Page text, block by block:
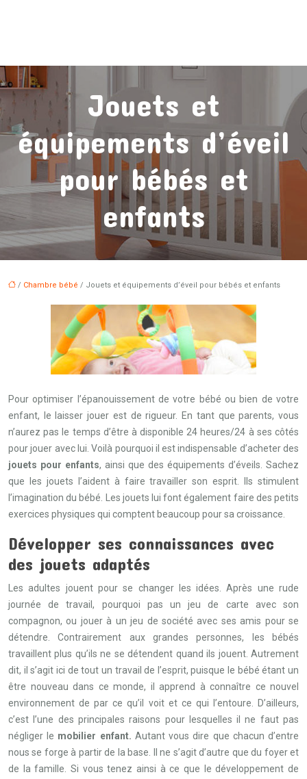
Jouets et
équipements d’éveil
pour bébés et
enfants
/ Chambre bébé / Jouets et équipements d’éveil pour bébés et enfants
Pour optimiser l’épanouissement de votre bébé ou bien de votre
enfant, le laisser jouer est de rigueur. En tant que parents, vous
n’aurez pas le temps d’être à disponible 24 heures/24 à ses côtés
pour jouer avec lui. Voilà pourquoi il est indispensable d’acheter des
jouets pour enfants, ainsi que des équipements d’éveils. Sachez
que les jouets l’aident à faire travailler son esprit. Ils stimulent
l’imagination du bébé. Les jouets lui font également faire des petits
exercices physiques qui comptent beaucoup pour sa croissance.
Développer ses connaissances avec
des jouets adaptés
Les adultes jouent pour se changer les idées. Après une rude
journée de travail, pourquoi pas un jeu de carte avec son
compagnon, ou jouer à un jeu de société avec ses amis pour se
détendre. Contrairement aux grandes personnes, les bébés
travaillent plus qu’ils ne se détendent quand ils jouent. Autrement
dit, il s’agit ici de tout un travail de l’esprit, puisque le bébé étant un
être nouveau dans ce monde, il apprend à connaître ce nouvel
environnement de par ce qu’il voit et ce qui l’entoure. D’ailleurs,
c’est l’une des principales raisons pour lesquelles il ne faut pas
négliger le mobilier enfant. Autant vous dire que chacun d’entre
nous se forge à partir de la base. Il ne s’agit d’autre que du foyer et
de la famille. Si vous tenez ainsi à ce que le développement de